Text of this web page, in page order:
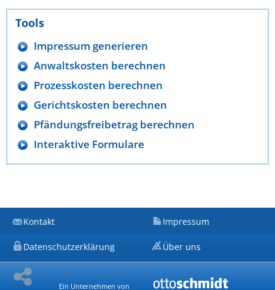
Tools
Impressum generieren
Anwaltskosten berechnen
Prozesskosten berechnen
Gerichtskosten berechnen
Pfändungsfreibetrag berechnen
Interaktive Formulare
Kontakt Impressum
Datenschutzerklärung Über uns
Ein Unternehmen von